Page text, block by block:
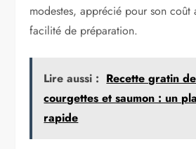
modestes, apprécié pour son coût
facilité de préparation.
Lire aussi : Recette gratin
courgettes et saumon : un
rapide